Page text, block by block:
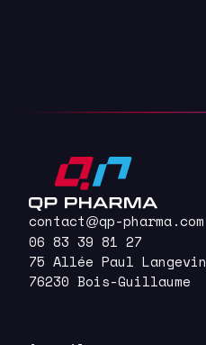
contact@qp-pharma.com
06 83 39 81 27
75 Allée Paul Langevin
76230 Bois-Guillaume